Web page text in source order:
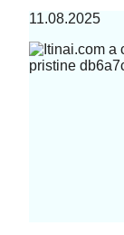
11.08.2025